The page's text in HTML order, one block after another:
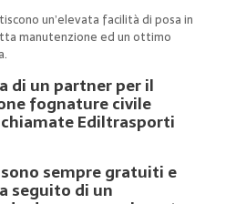
un’elevata facilità di posa in
manutenzione ed un ottimo
di un partner per il
fognature civile
Ediltrasporti
sempre gratuiti e
seguito di un